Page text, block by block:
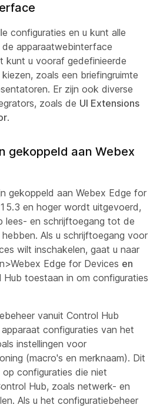
configuraties en u kunt alle
apparaatwebinterface
kunt u vooraf gedefinieerde
zoals een briefingruimte
Er zijn ook diverse
zoals de UI Extensions
.
gekoppeld aan Webex
gekoppeld aan Webex Edge for
en hoger wordt uitgevoerd,
lees- en schrijftoegang tot de
Als u schrijftoegang voor
wilt inschakelen, gaat u naar
Edge for Devices en
Hub toestaan in om configuraties
vanuit Control Hub
configuraties van het
instellingen voor
(macro's en merknaam). Dit
configuraties die niet
Hub, zoals netwerk- en
Als u het configuratiebeheer